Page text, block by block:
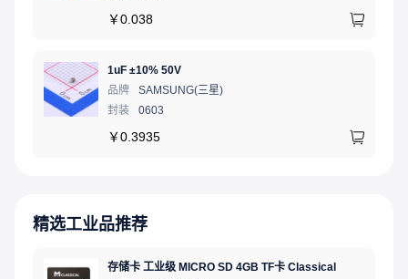
￥0.038
1uF ±10% 50V
品牌
SAMSUNG(三星)
封装
0603
￥0.3935
精选工业品推荐
存储卡 工业级 MICRO SD 4GB TF卡 Classical